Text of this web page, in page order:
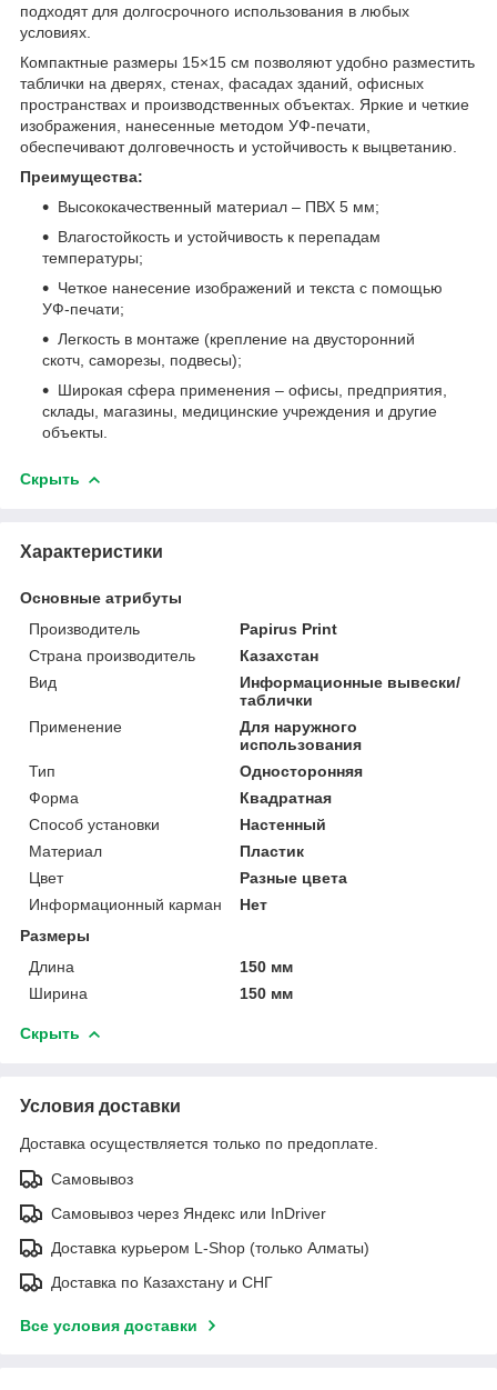
подходят для долгосрочного использования в любых
условиях.
Компактные размеры 15×15 см позволяют удобно разместить
таблички на дверях, стенах, фасадах зданий, офисных
пространствах и производственных объектах. Яркие и четкие
изображения, нанесенные методом УФ-печати,
обеспечивают долговечность и устойчивость к выцветанию.
Преимущества:
Высококачественный материал – ПВХ 5 мм;
Влагостойкость и устойчивость к перепадам
температуры;
Четкое нанесение изображений и текста с помощью
УФ-печати;
Легкость в монтаже (крепление на двусторонний
скотч, саморезы, подвесы);
Широкая сфера применения – офисы, предприятия,
склады, магазины, медицинские учреждения и другие
объекты.
Скрыть
Характеристики
Основные атрибуты
Производитель
Papirus Print
Страна производитель
Казахстан
Вид
Информационные вывески/
таблички
Применение
Для наружного
использования
Тип
Односторонняя
Форма
Квадратная
Способ установки
Настенный
Материал
Пластик
Цвет
Разные цвета
Информационный карман
Нет
Размеры
Длина
150 мм
Ширина
150 мм
Скрыть
Условия доставки
Доставка осуществляется только по предоплате.
Самовывоз
Самовывоз через Яндекс или InDriver
Доставка курьером L-Shop (только Алматы)
Доставка по Казахстану и СНГ
Все условия доставки